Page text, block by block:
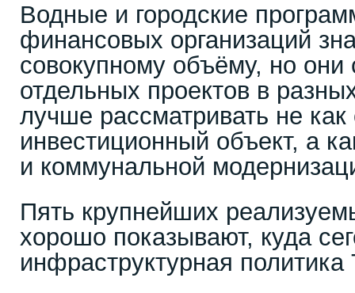
Водные и городские
финансовых организаций
совокупному объёму, но они
отдельных проектов в
лучше рассматривать не как
инвестиционный объект, а
и коммунальной
Пять крупнейших
хорошо показывают, куда
инфраструктурная